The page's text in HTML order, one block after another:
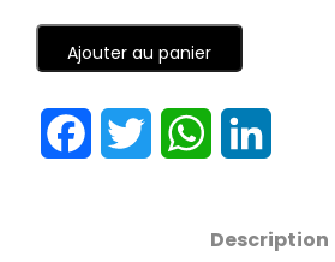
Ajouter au panier
FacebookTwitter WhatsApp
Description